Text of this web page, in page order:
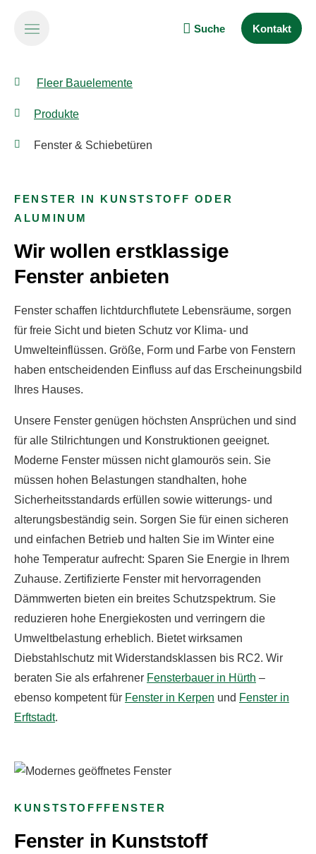
Suche Kontakt
Fleer Bauelemente
Produkte
Fenster & Schiebetüren
FENSTER IN KUNSTSTOFF ODER
ALUMINUM
Wir wollen erstklassige
Fenster anbieten
Fenster schaffen lichtdurchflutete Lebensräume, sorgen
für freie Sicht und bieten Schutz vor Klima- und
Umwelteinflüssen. Größe, Form und Farbe von Fenstern
haben entscheidenden Einfluss auf das Erscheinungsbild
Ihres Hauses.
Unsere Fenster genügen höchsten Ansprüchen und sind
für alle Stilrichtungen und Konstruktionen geeignet.
Moderne Fenster müssen nicht glamourös sein. Sie
müssen hohen Belastungen standhalten, hohe
Sicherheitsstandards erfüllen sowie witterungs- und
alterungsbeständig sein. Sorgen Sie für einen sicheren
und einfachen Betrieb und halten Sie im Winter eine
hohe Temperatur aufrecht: Sparen Sie Energie in Ihrem
Zuhause. Zertifizierte Fenster mit hervorragenden
Dämmwerten bieten ein breites Schutzspektrum. Sie
reduzieren hohe Energiekosten und verringern die
Umweltbelastung erheblich. Bietet wirksamen
Diebstahlschutz mit Widerstandsklassen bis RC2. Wir
beraten Sie als erfahrener Fensterbauer in Hürth –
ebenso kompetent für Fenster in Kerpen und Fenster in
Erftstadt.
KUNSTSTOFFFENSTER
Fenster in Kunststoff